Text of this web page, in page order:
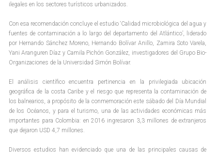
ilegales en los sectores turísticos urbanizados.
Con esa recomendación concluye el estudio ‘Calidad microbiológica del agua y
fuentes de contaminación a lo largo del departamento del Atlántico’, liderado
por Hernando Sánchez Moreno, Hernando Bolívar Anillo, Zamira Soto Varela,
Yani Aranguren Díaz y Camila Pichón González, investigadores del Grupo Bio-
Organizaciones de la Universidad Simón Bolívar.
El análisis científico encuentra pertinencia en la privilegiada ubicación
geográfica de la costa Caribe y el riesgo que representa la contaminación de
los balnearios, a propósito de la conmemoración este sábado del Día Mundial
de los Océanos, y para el turismo, una de las actividades económicas más
importantes para Colombia: en 2016 ingresaron 3,3 millones de extranjeros
que dejaron USD 4,7 millones.
Diversos estudios han evidenciado que una de las principales causas de